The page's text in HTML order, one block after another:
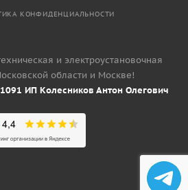
КОНФИДЕНЦИАЛЬНОСТИ
и электроустановочная
области и Москве!
ИП Колесников Антон Олегович